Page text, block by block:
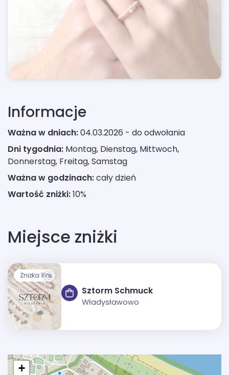
Informacje
Ważna w dniach:04.03.2026 - do odwołania
Dni tygodnia: Montag, Dienstag, Mittwoch,
Donnerstag, Freitag, Samstag
Ważna w godzinach:cały dzień
Wartość zniżki:10%
Miejsce zniżki
Zniżka 10%
Sztorm Schmuck
Władysławowo
+